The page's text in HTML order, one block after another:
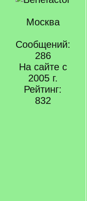
Москва
Сообщений:
286
На сайте с
2005 г.
Рейтинг:
832